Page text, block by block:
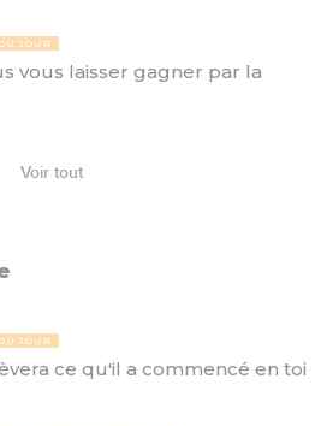
JOUR
vous laisser gagner par la
Voir tout
JOUR
ce qu'il a commencé en toi